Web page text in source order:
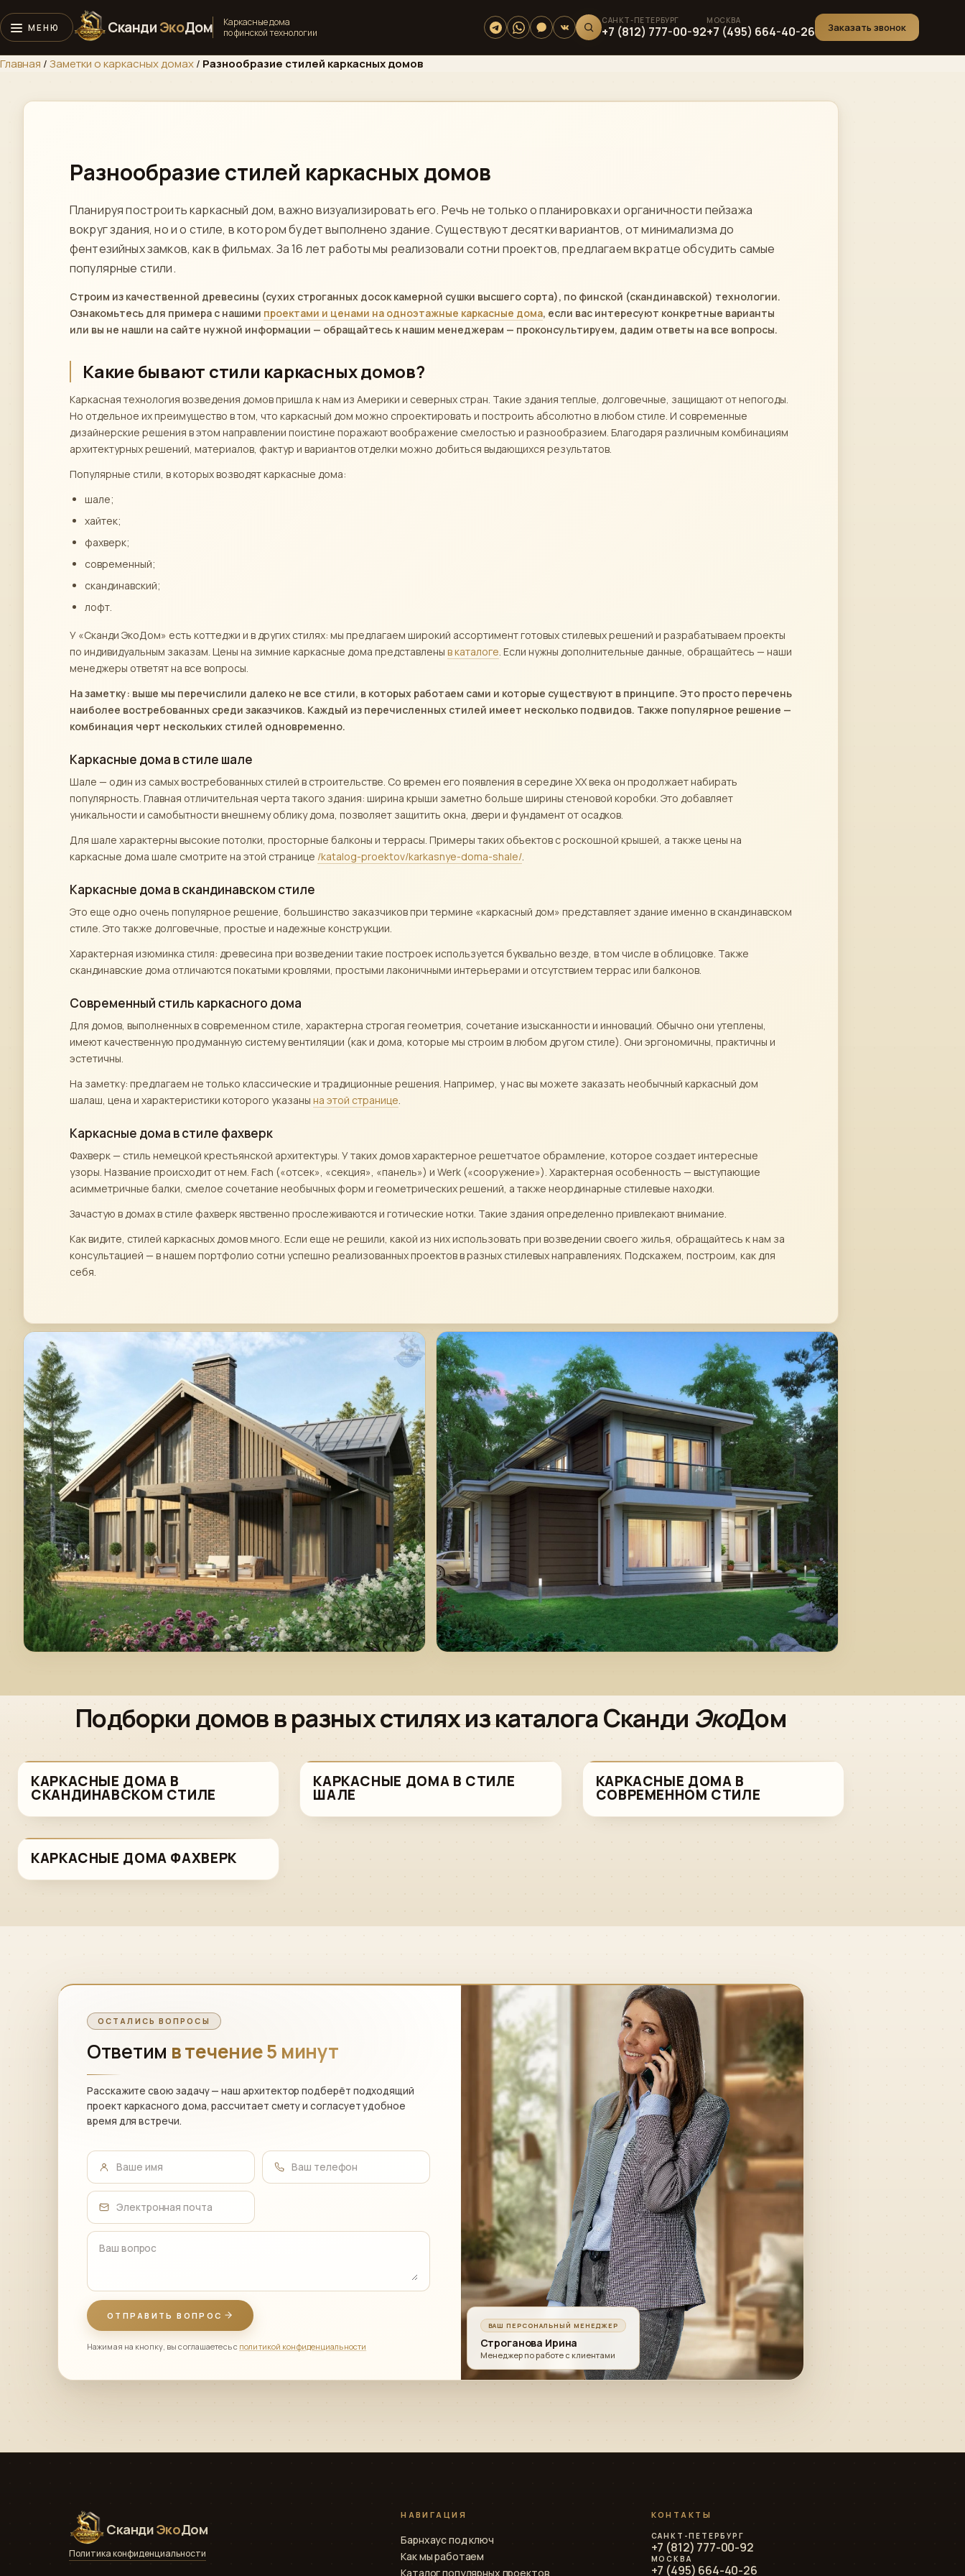
СкандиЭкоДом
Каркасные дома
по финской технологии
+7 (812) 777-00-92+7 (495) 664-40-26 Заказать звонок
Главная /Заметки о каркасных домах/ Разнообразие стилей каркасных домов
Разнообразие стилей каркасных домов
Планируя построить каркасный дом, важно визуализировать его. Речь не только о планировках и органичности пейзажа
вокруг здания, но и о стиле, в котором будет выполнено здание. Существуют десятки вариантов, от минимализма до
фентезийных замков, как в фильмах. За 16 лет работы мы реализовали сотни проектов, предлагаем вкратце обсудить самые
популярные стили.
Строим из качественной древесины (сухих строганных досок камерной сушки высшего сорта), по финской (скандинавской) технологии.
Ознакомьтесь для примера с нашими проектами и ценами на одноэтажные каркасные дома, если вас интересуют конкретные варианты
или вы не нашли на сайте нужной информации — обращайтесь к нашим менеджерам — проконсультируем, дадим ответы на все вопросы.
Какие бывают стили каркасных домов?
Каркасная технология возведения домов пришла к нам из Америки и северных стран. Такие здания теплые, долговечные, защищают от непогоды.
Но отдельное их преимущество в том, что каркасный дом можно спроектировать и построить абсолютно в любом стиле. И современные
дизайнерские решения в этом направлении поистине поражают воображение смелостью и разнообразием. Благодаря различным комбинациям
архитектурных решений, материалов, фактур и вариантов отделки можно добиться выдающихся результатов.
Популярные стили, в которых возводят каркасные дома:
шале;
хайтек;
фахверк;
современный;
скандинавский;
лофт.
У «Сканди ЭкоДом» есть коттеджи и в других стилях: мы предлагаем широкий ассортимент готовых стилевых решений и разрабатываем проекты
по индивидуальным заказам. Цены на зимние каркасные дома представлены в каталоге. Если нужны дополнительные данные, обращайтесь — наши
менеджеры ответят на все вопросы.
На заметку: выше мы перечислили далеко не все стили, в которых работаем сами и которые существуют в принципе. Это просто перечень
наиболее востребованных среди заказчиков. Каждый из перечисленных стилей имеет несколько подвидов. Также популярное решение —
комбинация черт нескольких стилей одновременно.
Каркасные дома в стиле шале
Шале — один из самых востребованных стилей в строительстве. Со времен его появления в середине ХХ века он продолжает набирать
популярность. Главная отличительная черта такого здания: ширина крыши заметно больше ширины стеновой коробки. Это добавляет
уникальности и самобытности внешнему облику дома, позволяет защитить окна, двери и фундамент от осадков.
Для шале характерны высокие потолки, просторные балконы и террасы. Примеры таких объектов с роскошной крышей, а также цены на
каркасные дома шале смотрите на этой странице /katalog-proektov/karkasnye-doma-shale/.
Каркасные дома в скандинавском стиле
Это еще одно очень популярное решение, большинство заказчиков при термине «каркасный дом» представляет здание именно в скандинавском
стиле. Это также долговечные, простые и надежные конструкции.
Характерная изюминка стиля: древесина при возведении такие построек используется буквально везде, в том числе в облицовке. Также
скандинавские дома отличаются покатыми кровлями, простыми лаконичными интерьерами и отсутствием террас или балконов.
Современный стиль каркасного дома
Для домов, выполненных в современном стиле, характерна строгая геометрия, сочетание изысканности и инноваций. Обычно они утеплены,
имеют качественную продуманную систему вентиляции (как и дома, которые мы строим в любом другом стиле). Они эргономичны, практичны и
эстетичны.
На заметку: предлагаем не только классические и традиционные решения. Например, у нас вы можете заказать необычный каркасный дом
шалаш, цена и характеристики которого указаны на этой странице.
Каркасные дома в стиле фахверк
Фахверк — стиль немецкой крестьянской архитектуры. У таких домов характерное решетчатое обрамление, которое создает интересные
узоры. Название происходит от нем. Fach («отсек», «секция», «панель») и Werk («сооружение»). Характерная особенность — выступающие
асимметричные балки, смелое сочетание необычных форм и геометрических решений, а также неординарные стилевые находки.
Зачастую в домах в стиле фахверк явственно прослеживаются и готические нотки. Такие здания определенно привлекают внимание.
Как видите, стилей каркасных домов много. Если еще не решили, какой из них использовать при возведении своего жилья, обращайтесь к нам за
консультацией — в нашем портфолио сотни успешно реализованных проектов в разных стилевых направлениях. Подскажем, построим, как для
себя.
Подборки домов в разных стилях из каталога Сканди ЭкоДом
КАРКАСНЫЕ ДОМА В
СКАНДИНАВСКОМ СТИЛЕ
КАРКАСНЫЕ ДОМА В СТИЛЕ
ШАЛЕ
КАРКАСНЫЕ ДОМА В
СОВРЕМЕННОМ СТИЛЕ
КАРКАСНЫЕ ДОМА ФАХВЕРК
ОСТАЛИСЬ ВОПРОСЫ
Ответим в течение 5 минут
Расскажите свою задачу — наш архитектор подберёт подходящий
проект каркасного дома, рассчитает смету и согласует удобное
время для встречи.
Ваше имя Ваш телефон
Электронная почта
Ваш вопрос
ОТПРАВИТЬ ВОПРОС
Нажимая на кнопку, вы соглашаетесь с политикой конфиденциальности
ВАШ ПЕРСОНАЛЬНЫЙ МЕНЕДЖЕР
Строганова Ирина
Менеджер по работе с клиентами
СкандиЭкоДом
Политика конфиденциальности
НАВИГАЦИЯ
Барнхаус под ключ
Как мы работаем
Каталог популярных проектов
КОНТАКТЫ
САНКТ-ПЕТЕРБУРГ
+7 (812) 777-00-92
МОСКВА
+7 (495) 664-40-26
ипотеке